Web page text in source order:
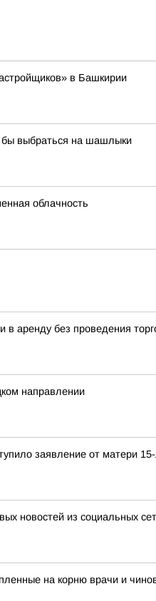
в Башкирии
бы выбраться на шашлыки
облачность
аренду без проведения
направлении
заявление от матери 15-
новостей из социальных
на корню врачи и